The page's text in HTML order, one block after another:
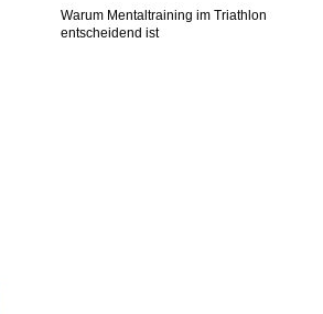
Warum Mentaltraining im Triathlon
entscheidend ist